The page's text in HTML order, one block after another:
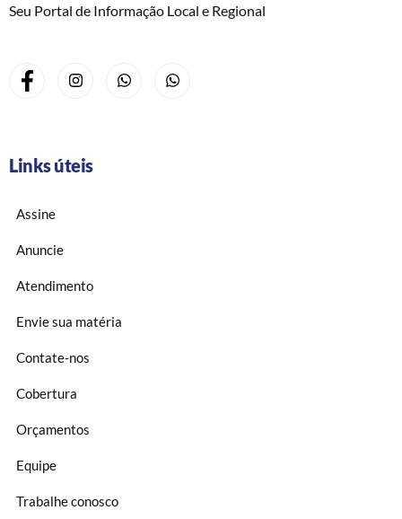
Seu Portal de Informação Local e Regional
Links úteis
Assine
Anuncie
Atendimento
Envie sua matéria
Contate-nos
Cobertura
Orçamentos
Equipe
Trabalhe conosco